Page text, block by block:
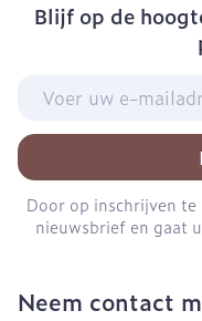
Blijf op de
Door op inschrijven
nieuwsbrief en gaat
Neem contact